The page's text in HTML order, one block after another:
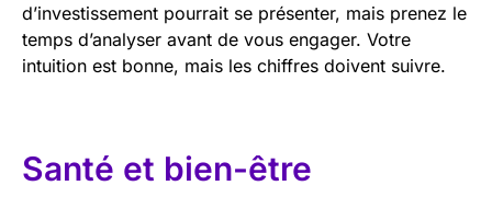
d’investissement pourrait se présenter, mais prenez le
temps d’analyser avant de vous engager. Votre
intuition est bonne, mais les chiffres doivent suivre.
Santé et bien-être